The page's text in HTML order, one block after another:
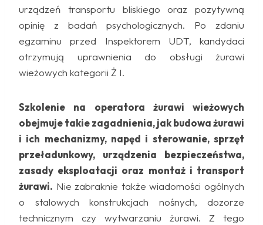
urządzeń transportu bliskiego oraz pozytywną
opinię z badań psychologicznych. Po zdaniu
egzaminu przed Inspektorem UDT, kandydaci
otrzymują uprawnienia do obsługi żurawi
wieżowych kategorii Ż I.
Szkolenie na operatora żurawi wieżowych
obejmuje takie zagadnienia, jak budowa żurawi
i ich mechanizmy, napęd i sterowanie, sprzęt
przeładunkowy, urządzenia bezpieczeństwa,
zasady eksploatacji oraz montaż i transport
żurawi. Nie zabraknie także wiadomości ogólnych
o stalowych konstrukcjach nośnych, dozorze
technicznym czy wytwarzaniu żurawi. Z tego